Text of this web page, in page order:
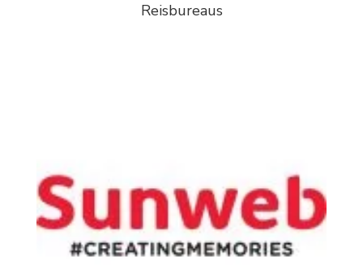
Reisbureaus